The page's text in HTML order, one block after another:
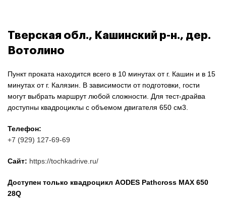
Тверская обл., Кашинский р-н., дер.
Вотолино
Пункт проката находится всего в 10 минутах от г. Кашин и в 15
минутах от г. Калязин. В зависимости от подготовки, гости
могут выбрать маршрут любой сложности. Для тест-драйва
доступны квадроциклы с объемом двигателя 650 см3.
Телефон:
+7 (929) 127-69-69
Сайт: https://tochkadrive.ru/
Доступен только квадроцикл AODES Pathcross MAX 650
28Q